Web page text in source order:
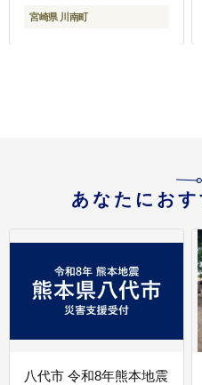
宮崎県 川南町
あなたにお
八代市 令和8年熊本地震